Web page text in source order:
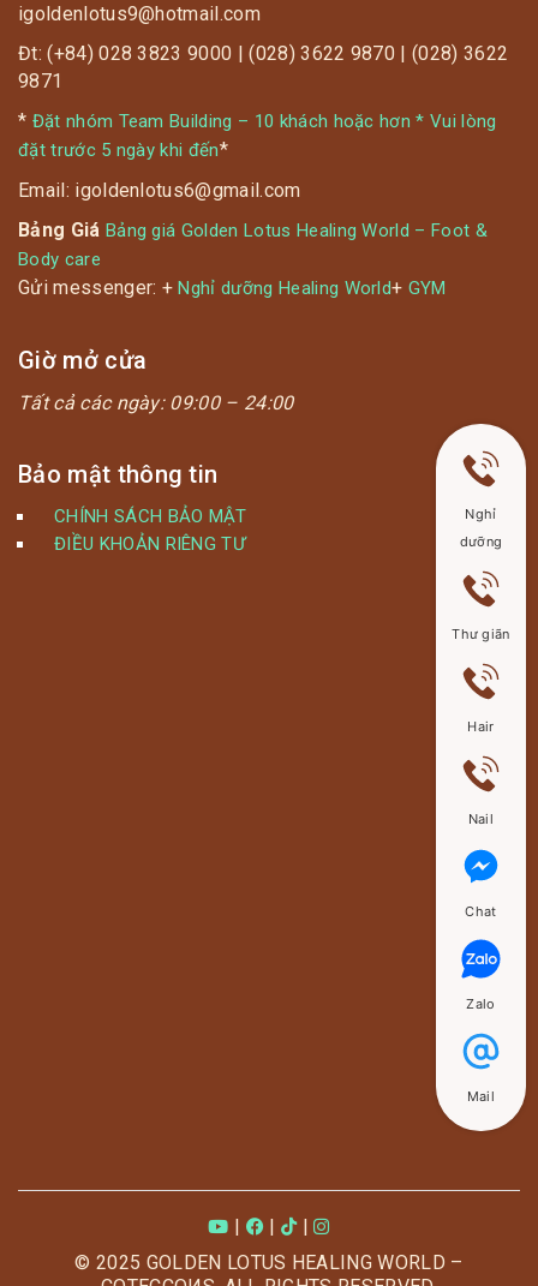
igoldenlotus9@hotmail.com
Đt: (+84) 028 3823 9000 | (028) 3622 9870 | (028) 3622
9871
* Đặt nhóm Team Building – 10 khách hoặc hơn * Vui lòng
đặt trước 5 ngày khi đến*
Email: igoldenlotus6@gmail.com
Bảng Giá Bảng giá Golden Lotus Healing World – Foot &
Body care
Gửi messenger: +Nghỉ dưỡng Healing World+ GYM
Giờ mở cửa
Tất cả các ngày: 09:00 – 24:00
Bảo mật thông tin
CHÍNH SÁCH BẢO MẬT
ĐIỀU KHOẢN RIÊNG TƯ
| |
|
© 2025 GOLDEN LOTUS HEALING WORLD –
Nghỉ
dưỡng
Thư giãn
Hair
Nail
Chat
Zalo
Mail